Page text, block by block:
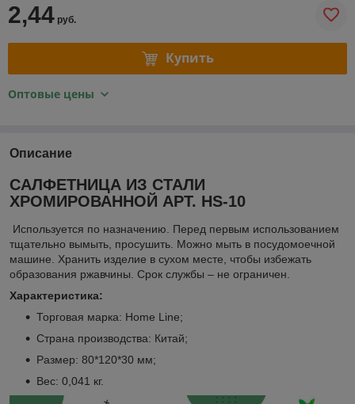
2,44 руб.
Купить
Оптовые цены
Описание
САЛФЕТНИЦА ИЗ СТАЛИ
ХРОМИРОВАННОЙ АРТ. HS-10
Используется по назначению. Перед первым использованием
тщательно вымыть, просушить. Можно мыть в посудомоечной
машине. Хранить изделие в сухом месте, чтобы избежать
образования ржавчины. Срок службы – не ограничен.
Характеристика:
Торговая марка: Home Line;
Страна производства: Китай;
Размер: 80*120*30 мм;
Вес: 0,041 кг.